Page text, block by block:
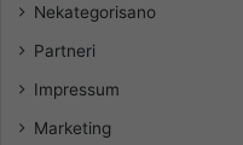
Nekategorisano
Partneri
Impressum
Marketing